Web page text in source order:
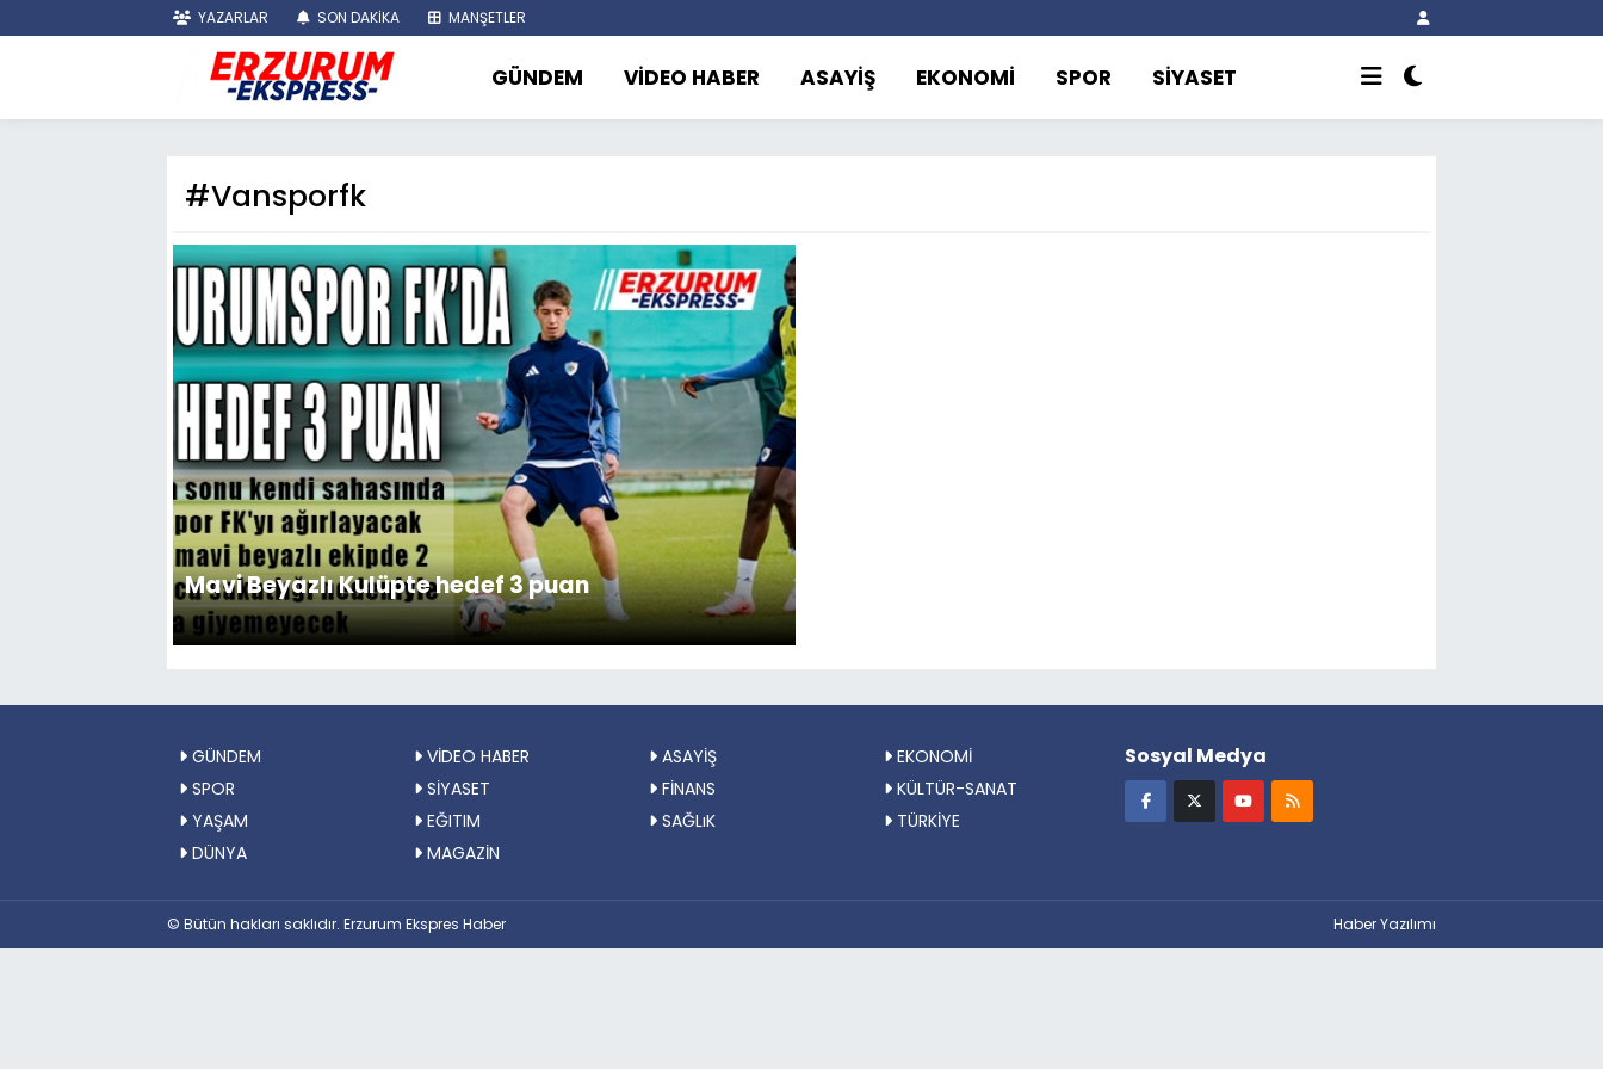
YAZARLAR SON DAKİKA MANŞETLER
GÜNDEM VİDEO HABER ASAYİŞ EKONOMİ SPOR SİYASET
#Vansporfk
Mavi Beyazlı Kulüpte hedef 3 puan
GÜNDEM VİDEO HABER ASAYİŞ
EKONOMİ
SPOR
SİYASET FİNANS
KÜLTÜR-SANAT
YAŞAM
EĞITIM SAĞLıK
TÜRKİYE
DÜNYA
MAGAZİN
Sosyal Medya
© Bütün hakları saklıdır. Erzurum Ekspres Haber Haber Yazılımı